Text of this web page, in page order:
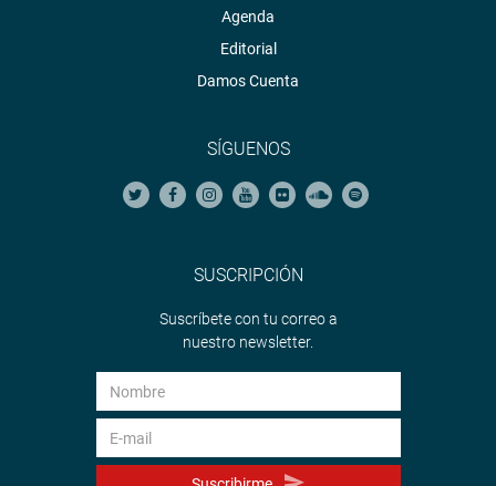
Agenda
Editorial
Damos Cuenta
SÍGUENOS
SUSCRIPCIÓN
Suscríbete con tu correo a
nuestro newsletter.